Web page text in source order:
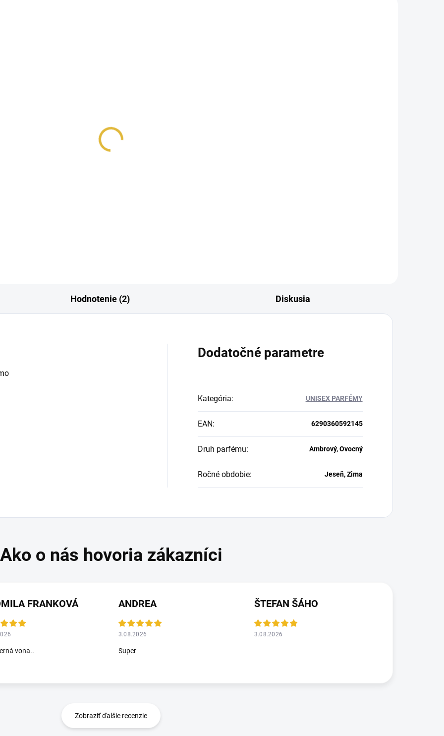
Hodnotenie (2) Diskusia
Dodatočné parametre
Kategória: UNISEX PARFÉMY
EAN: 6290360592145
Druh parfému: Ambrový, Ovocný
Ročné obdobie: Jeseň, Zima
FRANKOVÁ
vona..
ANDREA
3.08.2026
Super
ŠTEFAN ŠÁHO
3.08.2026
Zobraziť ďalšie recenzie